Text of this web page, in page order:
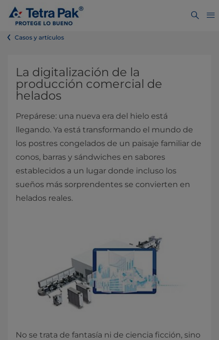
Casos y artículos
La digitalización de la
producción comercial de
helados
Prepárese: una nueva era del hielo está
llegando. Ya está transformando el mundo de
los postres congelados de un paisaje familiar de
conos, barras y sándwiches en sabores
establecidos a un lugar donde incluso los
sueños más sorprendentes se convierten en
helados reales.
No se trata de fantasía ni de ciencia ficción, sino